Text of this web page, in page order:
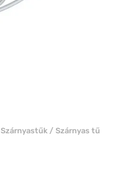
Szárnyastűk / Szárnyas tű